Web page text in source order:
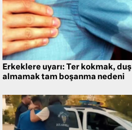
Erkeklere uyarı: Ter kokmak, duş
almamak tam boşanma nedeni